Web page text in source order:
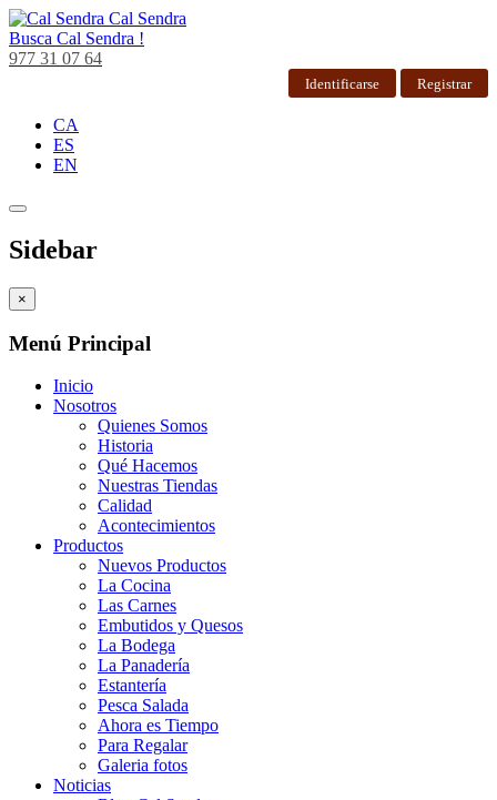
Cal Sendra
Busca Cal Sendra !
977 31 07 64
Identificarse Registrar
CA
ES
EN
Sidebar
×
Menú Principal
Inicio
Nosotros
Quienes Somos
Historia
Qué Hacemos
Nuestras Tiendas
Calidad
Acontecimientos
Productos
Nuevos Productos
La Cocina
Las Carnes
Embutidos y Quesos
La Bodega
La Panadería
Estantería
Pesca Salada
Ahora es Tiempo
Para Regalar
Galeria fotos
Noticias